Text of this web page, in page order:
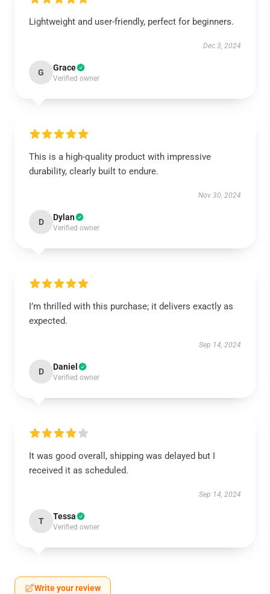
Lightweight and user-friendly, perfect for beginners.
Dec 3, 2024
G Grace
Verified owner
This is a high-quality product with impressive
durability, clearly built to endure.
Nov 30, 2024
D Dylan
Verified owner
I’m thrilled with this purchase; it delivers exactly as
expected.
Sep 14, 2024
D Daniel
Verified owner
It was good overall, shipping was delayed but I
received it as scheduled.
Sep 14, 2024
T Tessa
Verified owner
Write your review